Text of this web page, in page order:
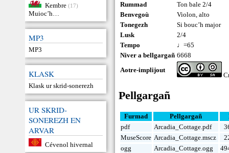
Kembre (17)
Muioc’h…
MP3
MP3
KLASK
Klask ur skrid-sonerezh
UR SKRID-
SONEREZH EN
ARVAR
Cévenol hivernal
Rummad
Ton bale 2/4
Benvegoù
Violon,alto
Tonegezh
Si bouc’h major
Lusk
2/4
Tempo
♩=65
Niver a bellgargañ 6668
Aotre-implijout
Pellgargañ
Furmad Pellgargañ
pdf
Arcadia_Cottage.pdf
MuseScore Arcadia_Cottage.mscz
ogg
Arcadia_Cottage.ogg